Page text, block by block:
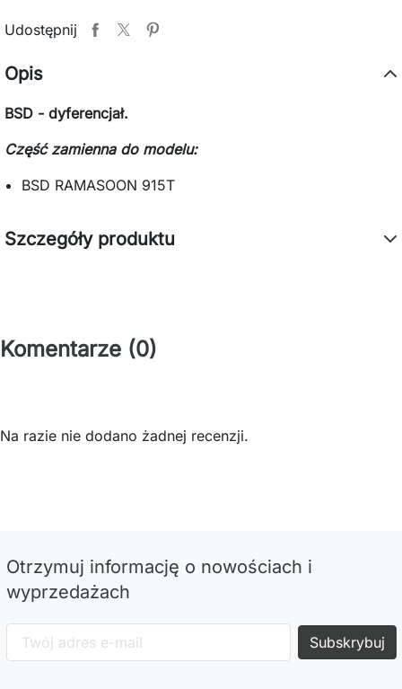
Udostępnij
Opis
BSD - dyferencjał.
Część zamienna do modelu:
BSD RAMASOON 915T
Szczegóły produktu
Komentarze (0)
Na razie nie dodano żadnej recenzji.
Otrzymuj informację o nowościach i
wyprzedażach